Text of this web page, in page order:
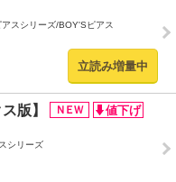
スシリーズ/BOY'Sピアス
立読み増量中
版】
シリーズ